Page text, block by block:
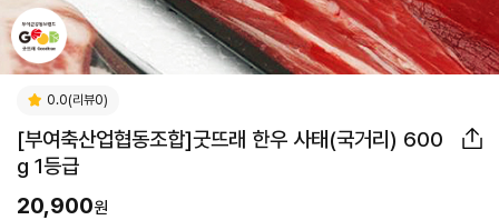
0.0(리뷰0)
[부여축산업협동조합]굿뜨래 한우 사태(국거리) 600
g 1등급
20,900원